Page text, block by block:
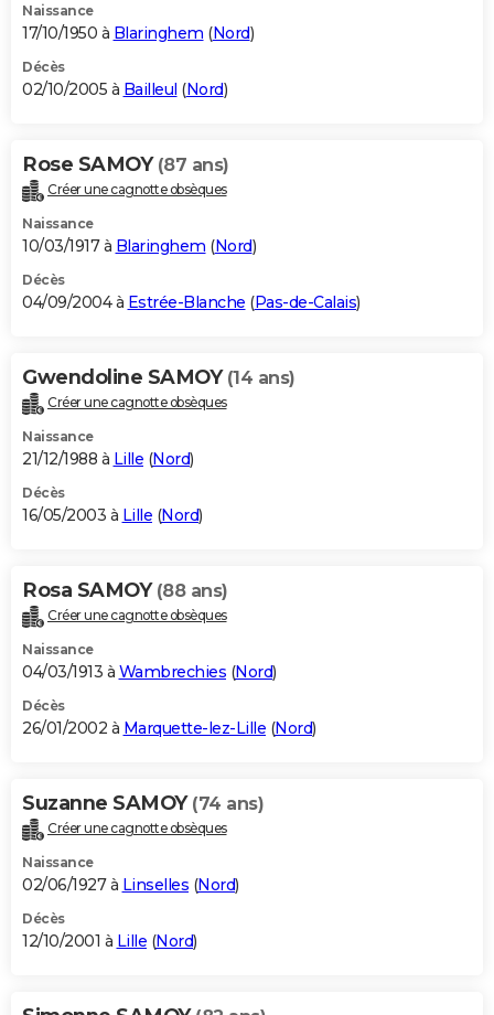
Naissance
17/10/1950 à Blaringhem (Nord)
Décès
02/10/2005 à Bailleul (Nord)
Rose SAMOY (87 ans)
Créer une cagnotte obsèques
Naissance
10/03/1917 à Blaringhem (Nord)
Décès
04/09/2004 à Estrée-Blanche (Pas-de-Calais)
Gwendoline SAMOY (14 ans)
Créer une cagnotte obsèques
Naissance
21/12/1988 à Lille (Nord)
Décès
16/05/2003 à Lille (Nord)
Rosa SAMOY (88 ans)
Créer une cagnotte obsèques
Naissance
04/03/1913 à Wambrechies (Nord)
Décès
26/01/2002 à Marquette-lez-Lille (Nord)
Suzanne SAMOY (74 ans)
Créer une cagnotte obsèques
Naissance
02/06/1927 à Linselles (Nord)
Décès
12/10/2001 à Lille (Nord)